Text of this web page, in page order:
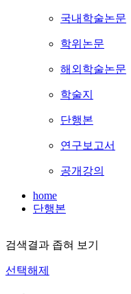
국내학술논문
학위논문
해외학술논문
학술지
단행본
연구보고서
공개강의
home
단행본
검색결과 좁혀 보기
선택해제